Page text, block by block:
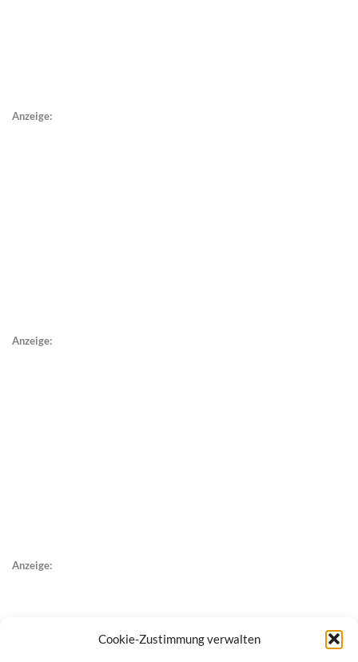
Cookie-Zustimmung verwalten
Anzeige:
Anzeige:
Anzeige: